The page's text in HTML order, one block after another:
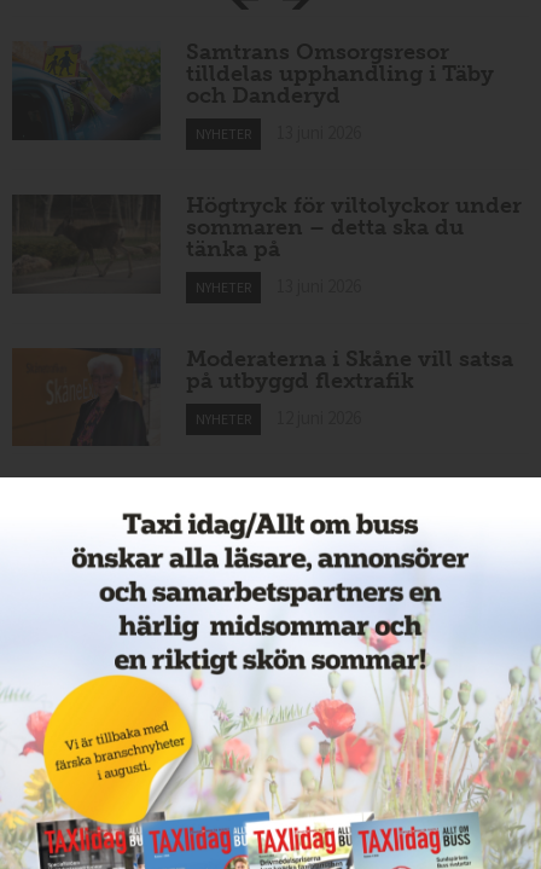
Samtrans Omsorgsresor
tilldelas upphandling i Täby
och Danderyd
NYHETER
Högtryck för viltolyckor under
sommaren – detta ska du
tänka på
NYHETER
Moderaterna i Skåne vill satsa
på utbyggd flextrafik
NYHETER
NYHETER 12 juni 2026
Cathrin byter från hamnar till
bussar
NYHETER 11 juni 2026
Nytt taxiföretag i Sigtuna
NYHETER 11 juni 2026